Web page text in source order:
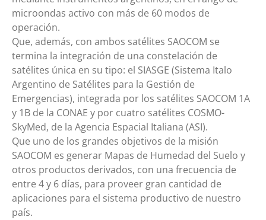
microondas activo con más de 60 modos de
operación.
Que, además, con ambos satélites SAOCOM se
termina la integración de una constelación de
satélites única en su tipo: el SIASGE (Sistema Italo
Argentino de Satélites para la Gestión de
Emergencias), integrada por los satélites SAOCOM 1A
y 1B de la CONAE y por cuatro satélites COSMO-
SkyMed, de la Agencia Espacial Italiana (ASI).
Que uno de los grandes objetivos de la misión
SAOCOM es generar Mapas de Humedad del Suelo y
otros productos derivados, con una frecuencia de
entre 4 y 6 días, para proveer gran cantidad de
aplicaciones para el sistema productivo de nuestro
país.